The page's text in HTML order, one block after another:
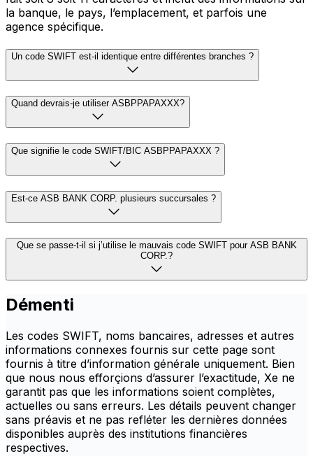
la banque, le pays, l’emplacement, et parfois une
agence spécifique.
Un code SWIFT est-il identique entre différentes branches ?
Quand devrais-je utiliser ASBPPAPAXXX?
Que signifie le code SWIFT/BIC ASBPPAPAXXX ?
Est-ce ASB BANK CORP. plusieurs succursales ?
Que se passe-t-il si j’utilise le mauvais code SWIFT pour ASB BANK
CORP.?
Démenti
Les codes SWIFT, noms bancaires, adresses et autres
informations connexes fournis sur cette page sont
fournis à titre d’information générale uniquement. Bien
que nous nous efforçions d’assurer l’exactitude, Xe ne
garantit pas que les informations soient complètes,
actuelles ou sans erreurs. Les détails peuvent changer
sans préavis et ne pas refléter les dernières données
disponibles auprès des institutions financières
respectives.